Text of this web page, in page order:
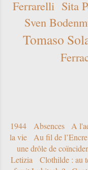
Ferrarelli Sita
Sven
Tomaso
1944 Absences A
la vie
Au fil de l’Encre
une drôle de
Letizia
Clothilde : au